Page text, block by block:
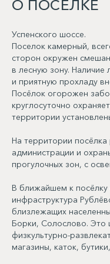
О ПОСЕЛКЕ
Успенского шоссе.
Поселок камерный,
сторон окружен
в лесную зону. Наличие
и приятную прохладу
Посёлок огорожен
круглосуточно
территории
На территории
администрации и
прогулочных зон, с
В ближайшем к посёлку
инфраструктура
близлежащих
Борки, Солослово. Это
физкультурно-
магазины, каток,